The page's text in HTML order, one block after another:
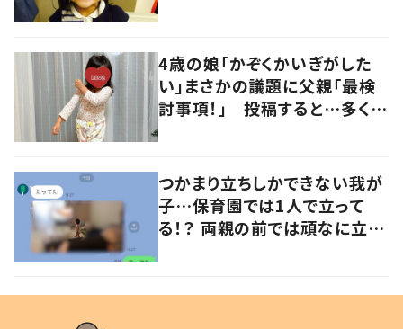
4歳の娘「かぞくかいぎがした
い」まさかの議題に父親「最検
討事項！」 投稿すると…多くの
つかまり立ちしかできない我が
子…保育園では1人で立って
る！？ 両親の前では頑なに立た